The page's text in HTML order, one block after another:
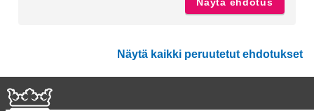
Näytä ehdotus
Näytä kaikki peruutetut ehdotukset